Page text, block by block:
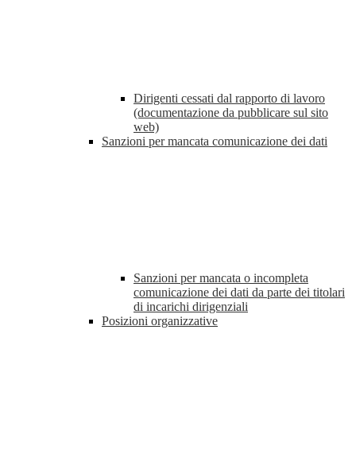
Dirigenti cessati dal rapporto di lavoro
(documentazione da pubblicare sul sito
web)
Sanzioni per mancata comunicazione dei dati
Sanzioni per mancata o incompleta
comunicazione dei dati da parte dei titolari
di incarichi dirigenziali
Posizioni organizzative